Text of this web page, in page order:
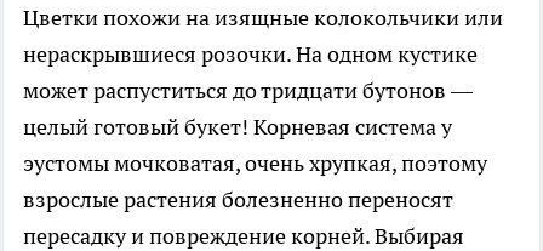
Цветки похожи на изящные колокольчики или
нераскрывшиеся розочки. На одном кустике
может распуститься до тридцати бутонов —
целый готовый букет! Корневая система у
эустомы мочковатая, очень хрупкая, поэтому
взрослые растения болезненно переносят
пересадку и повреждение корней. Выбирая